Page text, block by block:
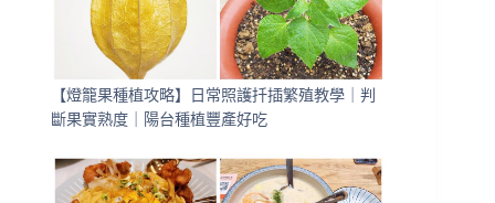
【燈籠果種植攻略】日常照護扦插繁殖教學｜判
斷果實熟度｜陽台種植豐產好吃